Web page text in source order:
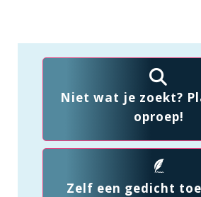
Niet wat je zoekt?
oproep!
Zelf een gedicht